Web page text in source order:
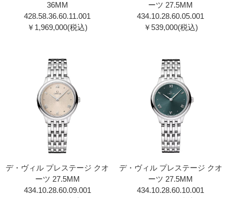
36MM
428.58.36.60.11.001
￥1,969,000(税込)
ーツ 27.5MM
434.10.28.60.05.00 1
￥539,000(税込)
デ・ヴィル プレステージ クオ
ーツ 27.5MM
434.10.28.60.09.00 1
デ・ヴィル プレステージ クオ
ーツ 27.5MM
434.10.28.60.10.00 1